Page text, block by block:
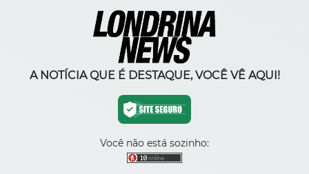
A NOTÍCIA QUE É DESTAQUE, VOCÊ VÊ AQUI!
Você não está sozinho: